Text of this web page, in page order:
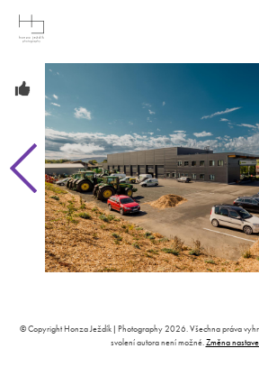
© Copyright Honza Ježdík | Photography 2026. Všechna práva
svolení autora není možné.Změna